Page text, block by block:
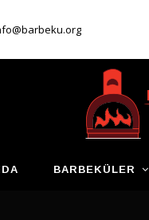
BARBEKÜLER